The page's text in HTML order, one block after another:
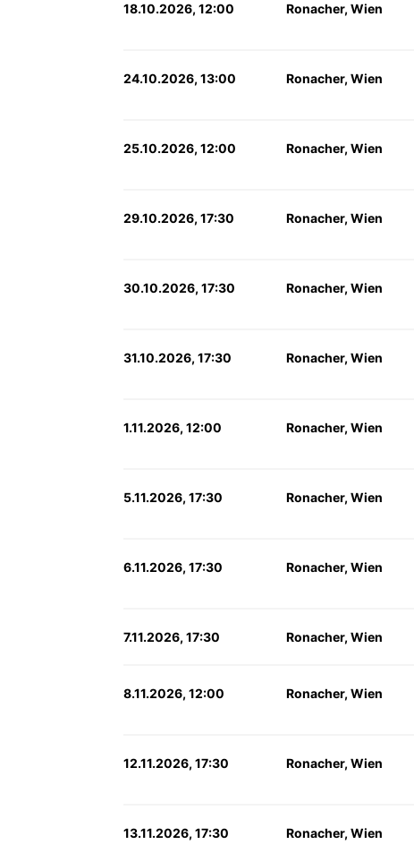
18.10.2026, 12:00 Ronacher, Wien
24.10.2026, 13:00 Ronacher, Wien
25.10.2026, 12:00 Ronacher, Wien
29.10.2026, 17:30 Ronacher, Wien
30.10.2026, 17:30 Ronacher, Wien
31.10.2026, 17:30 Ronacher, Wien
1.11.2026, 12:00 Ronacher, Wien
5.11.2026, 17:30 Ronacher, Wien
6.11.2026, 17:30 Ronacher, Wien
7.11.2026, 17:30 Ronacher, Wien
8.11.2026, 12:00 Ronacher, Wien
12.11.2026, 17:30 Ronacher, Wien
13.11.2026, 17:30 Ronacher, Wien